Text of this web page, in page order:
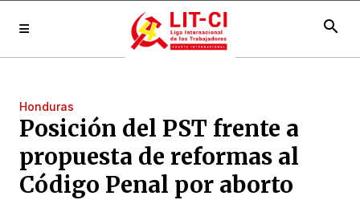
search
Honduras
Posición del PST frente a
propuesta de reformas al
Código Penal por aborto